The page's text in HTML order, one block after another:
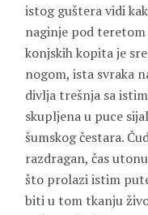
istog guštera vidi
naginje pod
konjskih kopita je
nogom, ista svraka
divlja trešnja sa
skupljena u puce
šumskog čestara.
razdragan, čas
što prolazi istim
biti u tom tkanju